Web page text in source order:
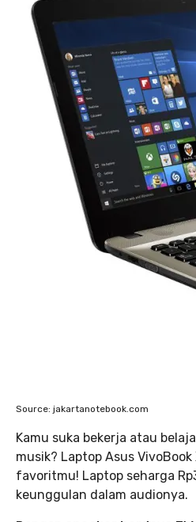
Source: jakartanotebook.com
Kamu suka bekerja atau
musik? Laptop Asus
favoritmu! Laptop seharga
keunggulan dalam audionya.